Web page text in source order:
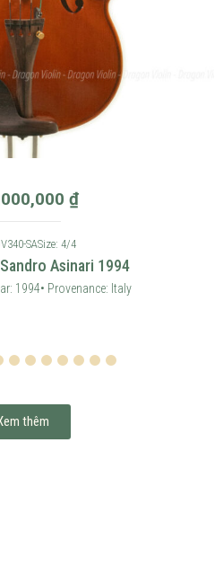
₫
SASize: 4/4
Asinari 1994
1994• Provenance: Italy
9 101112
thêm